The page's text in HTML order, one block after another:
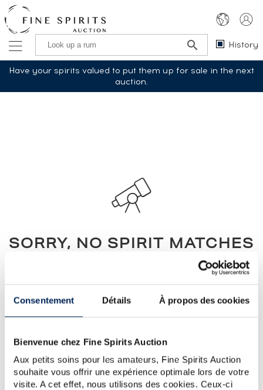
Consentement Détails À propos des cookies
Bienvenue chez Fine Spirits Auction
Aux petits soins pour les amateurs, Fine Spirits Auction
souhaite vous offrir une expérience optimale lors de votre
visite. A cet effet, nous utilisons des cookies. Ceux-ci
History
Have your spirits valued to put them up for sale in the next
auction.
SORRY, NO SPIRIT MATCHES
AGAIN?
LA-FAVORITE-1983
TIP:Check the spelling, word order or reduce your search
to one key word.
For further assistance, visit thehelp section.
You can also create an alert by clicking the button below.